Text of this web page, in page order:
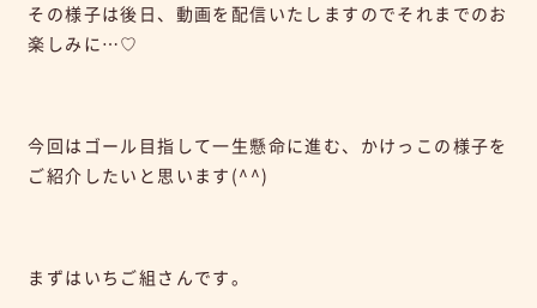
その様子は後日、動画を配信いたしますのでそれまでのお
楽しみに…♡
今回はゴール目指して一生懸命に進む、かけっこの様子を
ご紹介したいと思います(^^)
まずはいちご組さんです。